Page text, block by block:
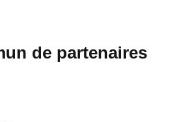
de partenaires